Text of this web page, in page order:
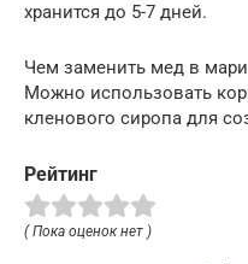
хранится до 5-7 дней.
Чем заменить мед в
Можно использовать
кленового сиропа для
Рейтинг
( Пока оценок нет )